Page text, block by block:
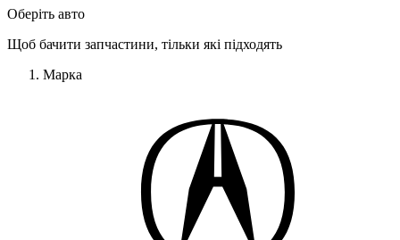
Оберіть авто
Щоб бачити запчастини, тільки які підходять
Марка